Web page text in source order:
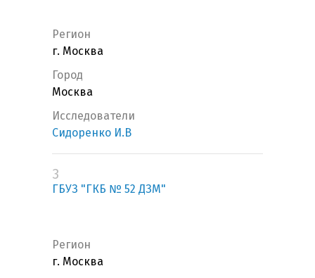
Регион
г. Москва
Город
Москва
Исследователи
Сидоренко И.В
3
ГБУЗ "ГКБ № 52 ДЗМ"
Регион
г. Москва